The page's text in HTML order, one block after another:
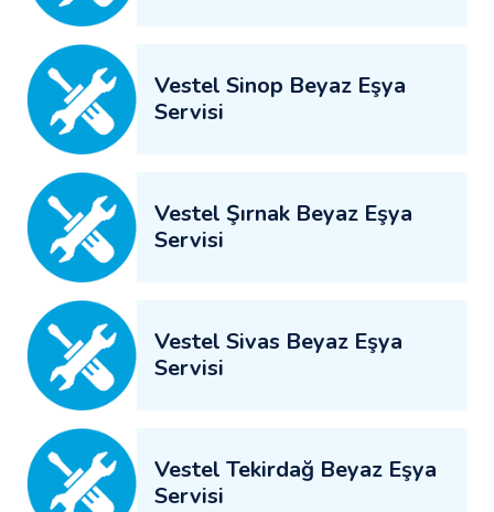
Vestel Sinop Beyaz Eşya
Servisi
Vestel Şırnak Beyaz Eşya
Servisi
Vestel Sivas Beyaz Eşya
Servisi
Vestel Tekirdağ Beyaz Eşya
Servisi